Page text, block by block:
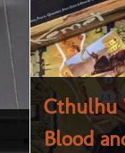
Cthulhu
Blood
Copa